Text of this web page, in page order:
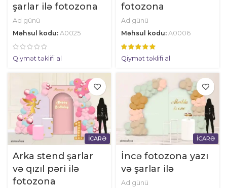
şarlar ilə fotozona
Ad günü
Məhsul kodu: A0025
Qiymət təklifi al
fotozona
Ad günü
Məhsul kodu: A0006
Qiymət təklifi al
İCARƏ
Arka stend şarlar
və qızıl pəri ilə
fotozona
İCARƏ
İncə fotozona yazı
və şarlar ilə
Ad günü